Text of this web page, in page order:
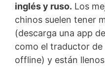
inglés y ruso. Los
chinos suelen tener
(descarga una app
como el traductor de
offline) y están